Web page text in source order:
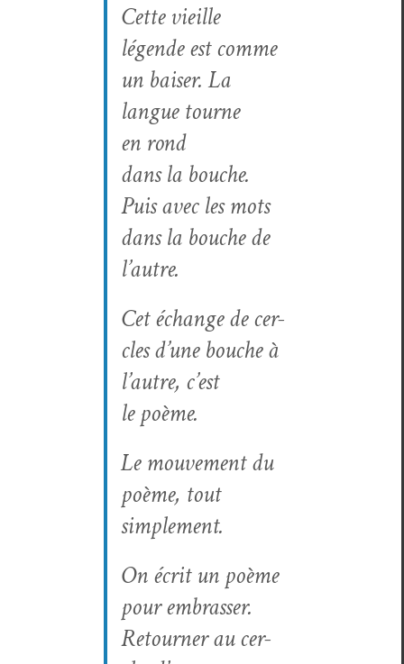
Cette vieille
légende est comme
un bais­er. La
langue tourne
en rond
dans la bouche.
Puis avec les mots
dans la bouche de
l’autre.
Cet échange de cer­
cles d’une bouche à
l’autre, c’est
le poème.
Le mou­ve­ment du
poème, tout
simplement.
On écrit un poème
pour embrass­er.
Retourn­er au cer­